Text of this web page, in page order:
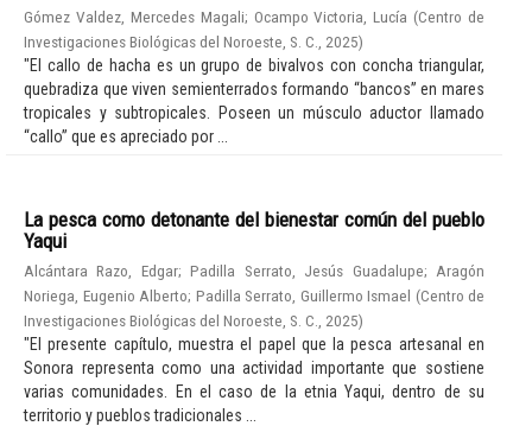
Gómez Valdez, Mercedes Magali; Ocampo Victoria, Lucía (Centro de
Investigaciones Biológicas del Noroeste, S. C.
2025)
"El callo de hacha es un grupo de bivalvos con concha triangular,
quebradiza que viven semienterrados formando “bancos” en mares
tropicales y subtropicales. Poseen un músculo aductor llamado
“callo” que es apreciado por ...
La pesca como detonante del bienestar común del pueblo
Yaqui
Alcántara Razo, Edgar;Padilla Serrato, Jesús Guadalupe; Aragón
Noriega, Eugenio Alberto; Padilla Serrato, Guillermo Ismael (Centro de
Investigaciones Biológicas del Noroeste, S. C.
2025)
"El presente capítulo, muestra el papel que la pesca artesanal en
Sonora representa como una actividad importante que sostiene
varias comunidades. En el caso de la etnia Yaqui, dentro de su
territorio y pueblos tradicionales ...